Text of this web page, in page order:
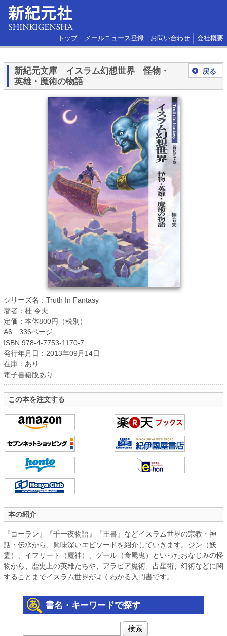
トップ メールニュース登録 お問い合わせ 会社概要
戻る
新紀元文庫 イスラム幻想世界 怪物・
英雄・魔術の物語
シリーズ名：Truth In Fantasy
著者：桂 令夫
定価：本体800円（税別）
A6 336ページ
ISBN 978-4-7753-1170-7
発行年月日：2013年09月14日
在庫：あり
電子書籍版あり
この本を注文する
本の紹介
『コーラン』『千一夜物語』『王書』などイスラム世界の宗教・神
話・伝承から、興味深いエピソードを紹介していきます。ジン（妖
霊）、イフリート（魔神）、グール（食屍鬼）といったおなじみの怪
物から、歴史上の英雄たちや、アラビア魔術、占星術、幻術などに関
することまでイスラム世界がよくわかる入門書です。
書名・キーワードで探す